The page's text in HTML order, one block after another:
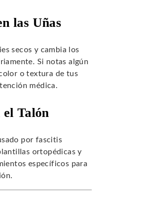
las Uñas
secos y cambia los
Si notas algún
o textura de tus
médica.
Talón
por fascitis
ortopédicas y
específicos para